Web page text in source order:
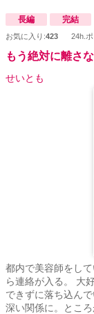
長編 完結
お気に入り:423 24h.ポ
もう絶対に離さ
せいとも
都内で美容師をし
ら連絡が入る。 大
できずに落ち込ん
深い関係に。とこ